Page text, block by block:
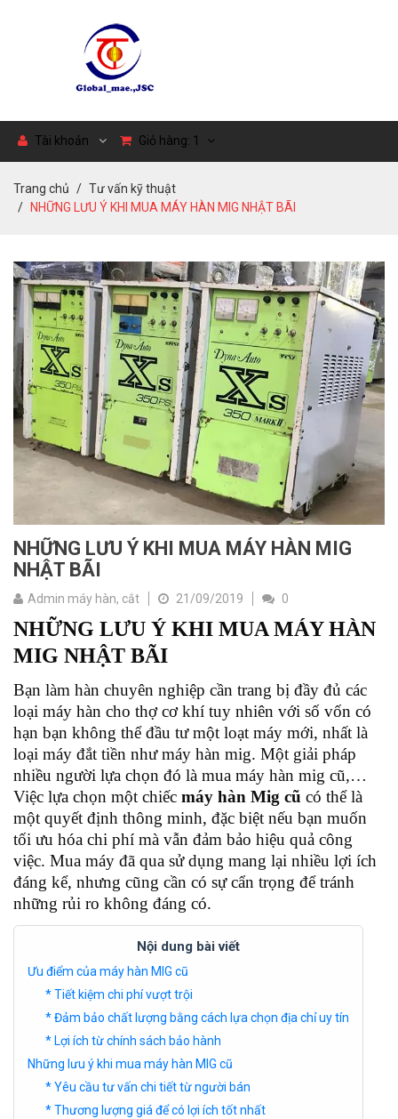
Tài khoản Giỏ hàng: 1
Trang chủ
Tư vấn kỹ thuật
NHỮNG LƯU Ý KHI MUA MÁY HÀN MIG NHẬT BÃI
NHỮNG LƯU Ý KHI MUA MÁY HÀN MIG
NHẬT BÃI
Admin máy hàn, cắt 21/09/2019 0
NHỮNG LƯU Ý KHI MUA MÁY HÀN
MIG NHẬT BÃI
Bạn làm hàn chuyên nghiệp cần trang bị đầy đủ các
loại máy hàn cho thợ cơ khí tuy nhiên với số vốn có
hạn bạn không thể đầu tư một loạt máy mới, nhất là
loại máy đắt tiền như máy hàn mig. Một giải pháp
nhiều người lựa chọn đó là mua máy hàn mig cũ,…
Việc lựa chọn một chiếc máy hàn Mig cũ có thể là
một quyết định thông minh, đặc biệt nếu bạn muốn
tối ưu hóa chi phí mà vẫn đảm bảo hiệu quả công
việc. Mua máy đã qua sử dụng mang lại nhiều lợi ích
đáng kể, nhưng cũng cần có sự cẩn trọng để tránh
những rủi ro không đáng có.
Nội dung bài viết
Ưu điểm của máy hàn MIG cũ
* Tiết kiệm chi phí vượt trội
* Đảm bảo chất lượng bằng cách lựa chọn địa chỉ uy tín
* Lợi ích từ chính sách bảo hành
Những lưu ý khi mua máy hàn MIG cũ
* Yêu cầu tư vấn chi tiết từ người bán
* Thương lượng giá để có lợi ích tốt nhất